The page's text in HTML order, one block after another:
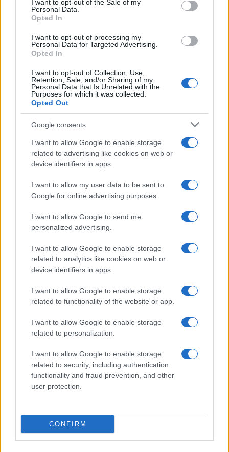
I want to opt-out of the Sale of my
Personal Data.
Opted In
I want to opt-out of processing my
Personal Data for Targeted Advertising.
Opted In
I want to opt-out of Collection, Use,
Retention, Sale, and/or Sharing of my
Personal Data that Is Unrelated with the
Purposes for which it was collected.
Opted Out
Google consents
I want to allow Google to enable storage
related to advertising like cookies on web or
device identifiers in apps.
I want to allow my user data to be sent to
Google for online advertising purposes.
I want to allow Google to send me
personalized advertising.
I want to allow Google to enable storage
related to analytics like cookies on web or
device identifiers in apps.
I want to allow Google to enable storage
related to functionality of the website or app.
I want to allow Google to enable storage
related to personalization.
I want to allow Google to enable storage
related to security, including authentication
functionality and fraud prevention, and other
user protection.
CONFIRM
Francesca Lombardi
Francesca Lombardi, fiorentina, prese appunti
da allora firma approfondimenti sui motori. In
redazione sostiene un approccio metodico
cronaca' e conserva i fogli di appunti del
debutto tecnico in autodromo.
Continua a leggere
NERD NEWS